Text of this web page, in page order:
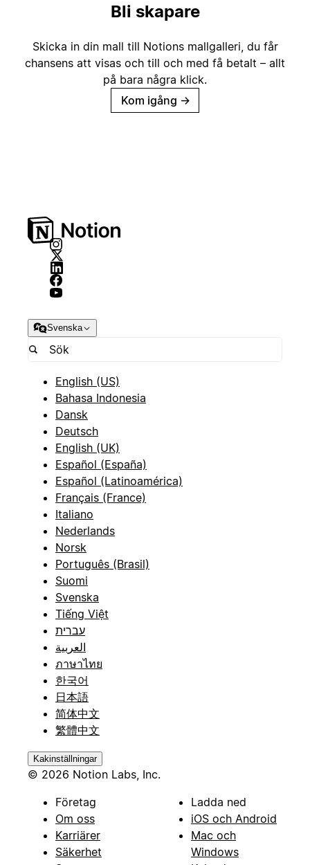
Bli skapare
Skicka in din mall till Notions mallgalleri, du får
chansens att visas och till och med få betalt – allt
på bara några klick.
Kom igång →
Svenska
English (US)
Bahasa Indonesia
Dansk
Deutsch
English (UK)
Español (España)
Español (Latinoamérica)
Français (France)
Italiano
Nederlands
Norsk
Português (Brasil)
Suomi
Svenska
Tiếng Việt
עברית
العربية
ภาษาไทย
한국어
日本語
简体中文
繁體中文
Kakinställningar
© 2026 Notion Labs, Inc.
Företag
Om oss
Karriärer
Säkerhet
Ladda ned
iOS och Android
Mac och
Windows